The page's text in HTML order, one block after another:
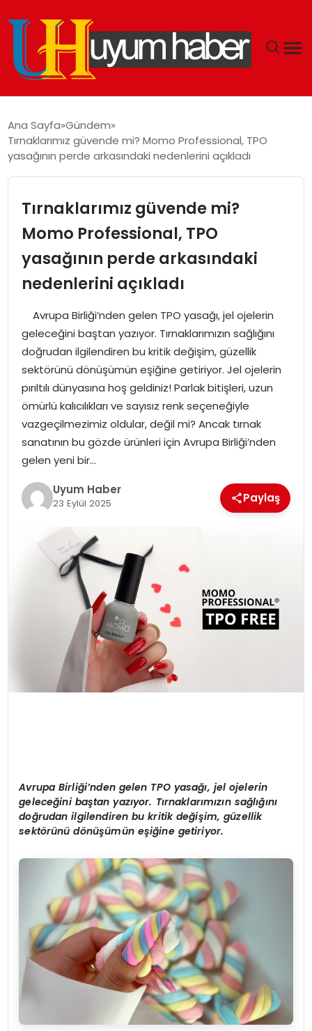
EKONOMI
SPOR
SAĞLIK
MAGAZIN
YAŞAM
Ana Sayfa Gündem
Tırnaklarımız güvende mi? Momo Professional, TPO
yasağının perde arkasındaki nedenlerini açıkladı
Tırnaklarımız güvende mi?
Momo Professional, TPO
yasağının perde arkasındaki
nedenlerini açıkladı
Avrupa Birliği’nden gelen TPO yasağı, jel ojelerin
geleceğini baştan yazıyor. Tırnaklarımızın sağlığını
doğrudan ilgilendiren bu kritik değişim, güzellik
sektörünü dönüşümün eşiğine getiriyor. Jel ojelerin
pırıltılı dünyasına hoş geldiniz! Parlak bitişleri, uzun
ömürlü kalıcılıkları ve sayısız renk seçeneğiyle
vazgeçilmezimiz oldular, değil mi? Ancak tırnak
sanatının bu gözde ürünleri için Avrupa Birliği’nden
gelen yeni bir…
Uyum Haber
23 Eylül 2025 Paylaş
Avrupa Birliği’nden gelen TPO yasağı, jel ojelerin
geleceğini baştan yazıyor. Tırnaklarımızın sağlığını
doğrudan ilgilendiren bu kritik değişim, güzellik
sektörünü dönüşümün eşiğine getiriyor.